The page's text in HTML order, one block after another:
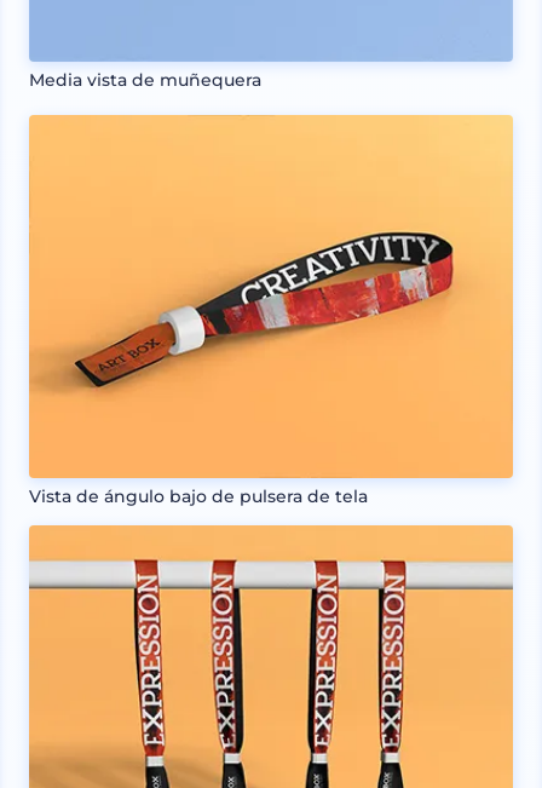
Media vista de muñequera
Vista de ángulo bajo de pulsera de tela